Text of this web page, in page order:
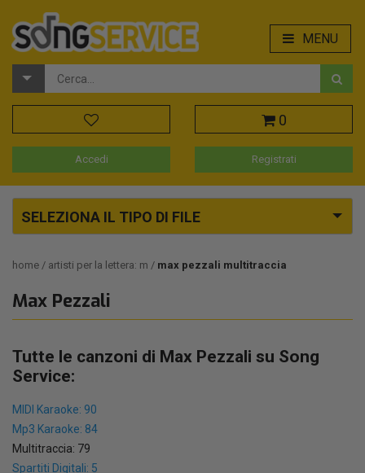
MENU
0
Accedi Registrati
SELEZIONA IL TIPO DI FILE
home artisti per la lettera: m max pezzali multitraccia
Max Pezzali
Tutte le canzoni di Max Pezzali su Song
Service:
MIDI Karaoke: 90
Mp3 Karaoke: 84
Multitraccia: 79
Spartiti Digitali: 5